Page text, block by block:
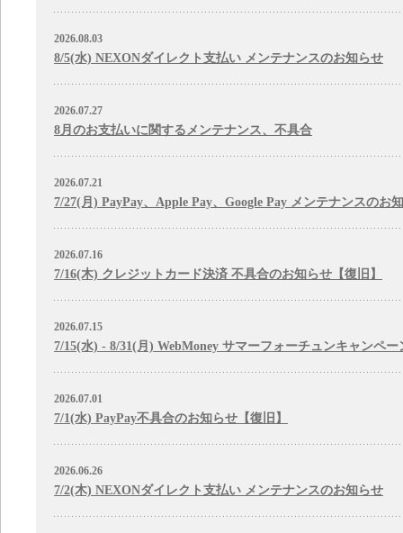
2026.08.03
8/5(水) NEXONダイレクト支払い メンテナンスのお知らせ
2026.07.27
8月のお支払いに関するメンテナンス、不具合
2026.07.21
7/27(月) PayPay、Apple Pay、Google Pay メンテナンスのお
2026.07.16
7/16(木) クレジットカード決済 不具合のお知らせ【復旧】
2026.07.15
7/15(水) - 8/31(月) WebMoney サマーフォーチュンキャンペー
2026.07.01
7/1(水) PayPay不具合のお知らせ【復旧】
2026.06.26
7/2(木) NEXONダイレクト支払い メンテナンスのお知らせ